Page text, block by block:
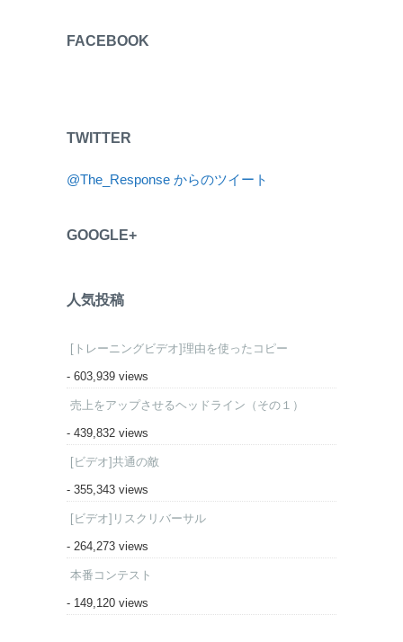
FACEBOOK
TWITTER
@The_Response からのツイート
GOOGLE+
人気投稿
[トレーニングビデオ]理由を使ったコピー
- 603,939 views
売上をアップさせるヘッドライン（その１）
- 439,832 views
[ビデオ]共通の敵
- 355,343 views
[ビデオ]リスクリバーサル
- 264,273 views
本番コンテスト
- 149,120 views